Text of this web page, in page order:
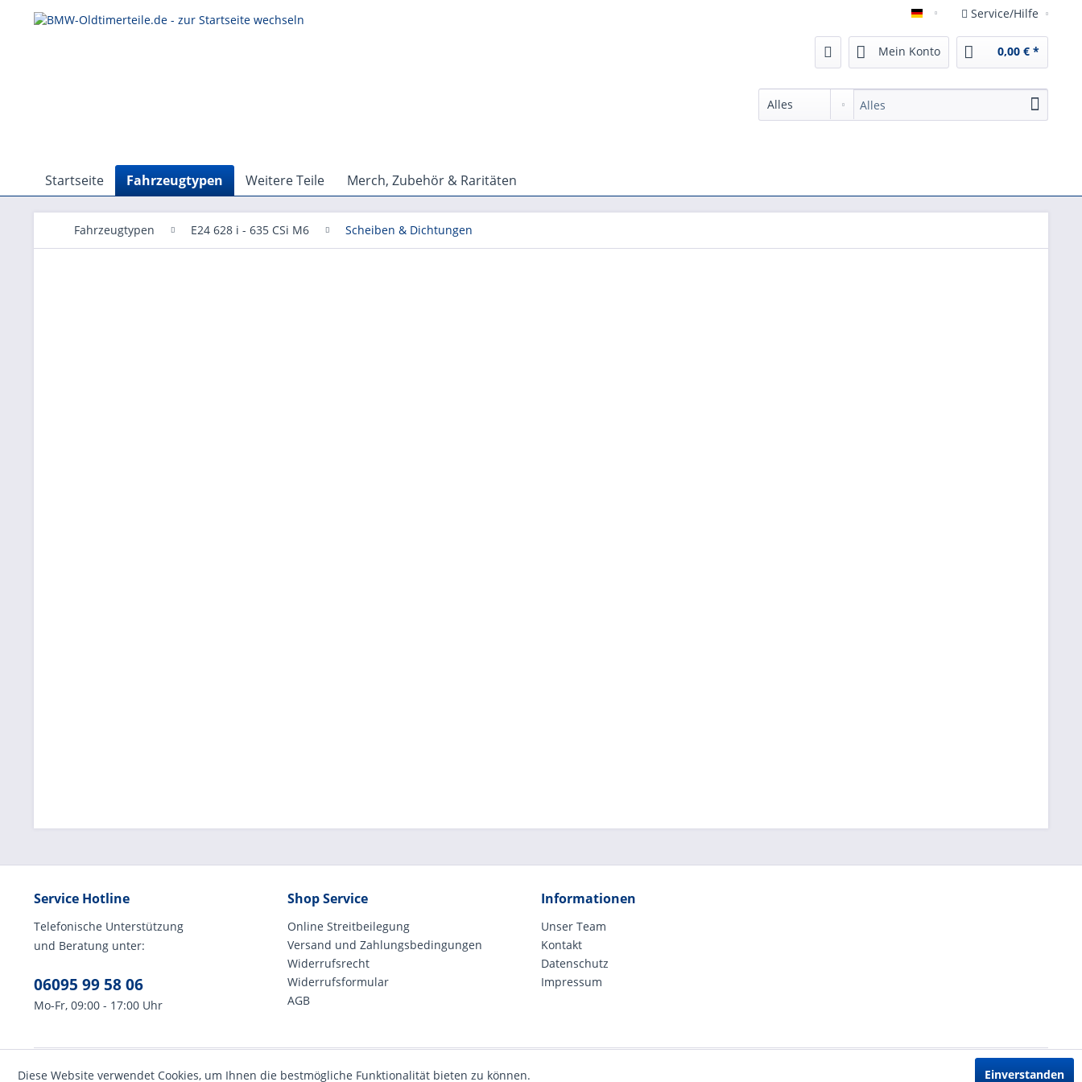
German Service/Hilfe
Mein Konto 0,00 € *
Startseite Fahrzeugtypen Weitere Teile Merch, Zubehör & Raritäten
Fahrzeugtypen E24 628 i - 635 CSi M6 Scheiben & Dichtungen
Service Hotline
Telefonische Unterstützung
und Beratung unter:
06095 99 58 06
Mo-Fr, 09:00 - 17:00 Uhr
Shop Service
Online Streitbeilegung
Versand und Zahlungsbedingungen
Widerrufsrecht
Widerrufsformular
AGB
Informationen
Unser Team
Kontakt
Datenschutz
Impressum
* Alle Preise inkl. gesetzl. Mehrwertsteuer zzgl.Versandkosten
Diese Website verwendet Cookies, um Ihnen die bestmögliche Funktionalität bieten zu können. Einverstanden